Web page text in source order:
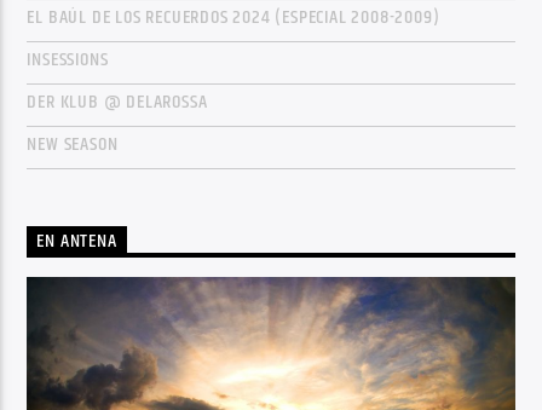
EL BAÚL DE LOS RECUERDOS 2024 (ESPECIAL 2008-2009)
INSESSIONS
DER KLUB @ DELAROSSA
NEW SEASON
EN ANTENA